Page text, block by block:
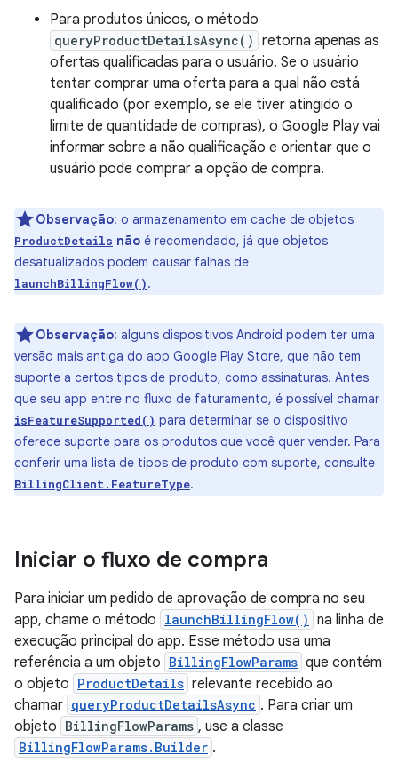
Para produtos únicos, o método
queryProductDetailsAsync() retorna apenas as
ofertas qualificadas para o usuário. Se o usuário
tentar comprar uma oferta para a qual não está
qualificado (por exemplo, se ele tiver atingido o
limite de quantidade de compras), o Google Play vai
informar sobre a não qualificação e orientar que o
usuário pode comprar a opção de compra.
Observação: o armazenamento em cache de objetos
ProductDetails não é recomendado, já que objetos
desatualizados podem causar falhas de
launchBillingFlow().
Observação: alguns dispositivos Android podem ter uma
versão mais antiga do app Google Play Store, que não tem
suporte a certos tipos de produto, como assinaturas. Antes
que seu app entre no fluxo de faturamento, é possível chamar
isFeatureSupported() para determinar se o dispositivo
oferece suporte para os produtos que você quer vender. Para
conferir uma lista de tipos de produto com suporte, consulte
BillingClient.FeatureType.
Iniciar o fluxo de compra
Para iniciar um pedido de aprovação de compra no seu
app, chame o método launchBillingFlow() na linha de
execução principal do app. Esse método usa uma
referência a um objeto BillingFlowParams que contém
o objeto ProductDetails relevante recebido ao
chamar queryProductDetailsAsync . Para criar um
objeto BillingFlowParams , use a classe
BillingFlowParams.Builder .